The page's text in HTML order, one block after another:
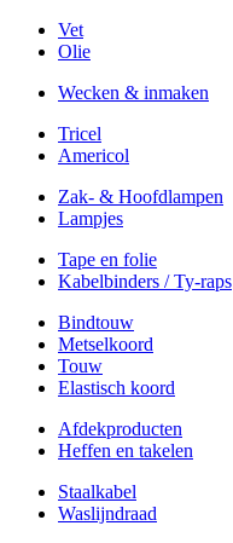
Vet
Olie
Wecken & inmaken
Tricel
Americol
Zak- & Hoofdlampen
Lampjes
Tape en folie
Kabelbinders / Ty-raps
Bindtouw
Metselkoord
Touw
Elastisch koord
Afdekproducten
Heffen en takelen
Staalkabel
Waslijndraad